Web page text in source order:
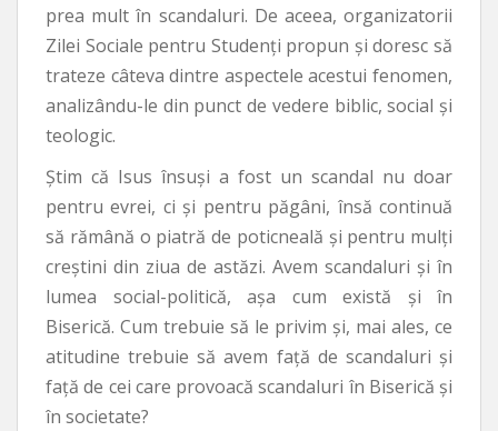
prea mult în scandaluri. De aceea, organizatorii
Zilei Sociale pentru Studenți propun și doresc să
trateze câteva dintre aspectele acestui fenomen,
analizându-le din punct de vedere biblic, social și
teologic.
Știm că Isus însuși a fost un scandal nu doar
pentru evrei, ci și pentru păgâni, însă continuă
să rămână o piatră de poticneală și pentru mulți
creștini din ziua de astăzi. Avem scandaluri și în
lumea social-politică, așa cum există și în
Biserică. Cum trebuie să le privim și, mai ales, ce
atitudine trebuie să avem față de scandaluri și
față de cei care provoacă scandaluri în Biserică și
în societate?